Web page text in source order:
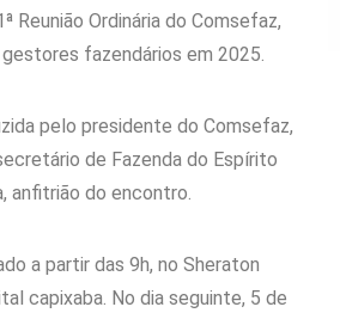
Reunião Ordinária do Comsefaz,
fazendários em 2025.
pelo presidente do Comsefaz,
de Fazenda do Espírito
anfitrião do encontro.
a partir das 9h, no Sheraton
capixaba. No dia seguinte, 5 de